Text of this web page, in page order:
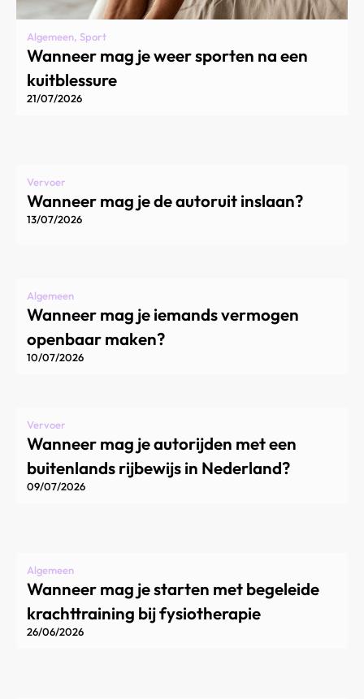
Algemeen, Sport
Wanneer mag je weer sporten na een
kuitblessure
21/07/2026
Vervoer
Wanneer mag je de autoruit inslaan?
13/07/2026
Algemeen
Wanneer mag je iemands vermogen
openbaar maken?
10/07/2026
Vervoer
Wanneer mag je autorijden met een
buitenlands rijbewijs in Nederland?
09/07/2026
Algemeen
Wanneer mag je starten met begeleide
krachttraining bij fysiotherapie
26/06/2026